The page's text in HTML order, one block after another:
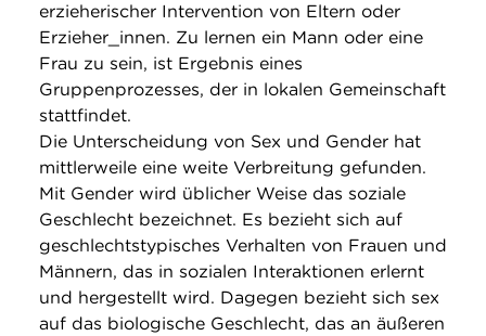
erzieherischer Intervention von Eltern oder
Erzieher_innen. Zu lernen ein Mann oder eine
Frau zu sein, ist Ergebnis eines
Gruppenprozesses, der in lokalen Gemeinschaft
stattfindet.
Die Unterscheidung von Sex und Gender hat
mittlerweile eine weite Verbreitung gefunden.
Mit Gender wird üblicher Weise das soziale
Geschlecht bezeichnet. Es bezieht sich auf
geschlechtstypisches Verhalten von Frauen und
Männern, das in sozialen Interaktionen erlernt
und hergestellt wird. Dagegen bezieht sich sex
auf das biologische Geschlecht, das an äußeren